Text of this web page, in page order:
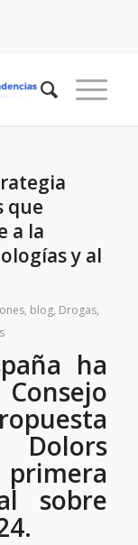
que
a la
y al
, blog, Drogas,
ha
sobre